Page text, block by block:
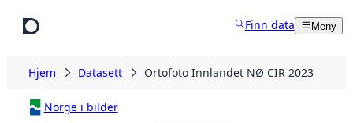
Finn data Meny
Hjem Datasett Ortofoto Innlandet NØ CIR 2023
Norge i bilder